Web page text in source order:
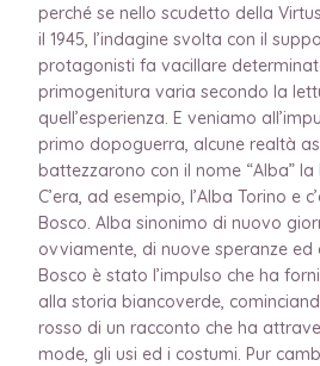
perché se nello scudetto della
il 1945, l’indagine svolta con il
protagonisti fa vacillare
primogenitura varia secondo la
quell’esperienza. E veniamo
primo dopoguerra, alcune realtà
battezzarono con il nome “Alba”
C’era, ad esempio, l’Alba Torino e
Bosco. Alba sinonimo di nuovo
ovviamente, di nuove speranze ed
Bosco è stato l’impulso che ha
alla storia biancoverde,
rosso di un racconto che ha
mode, gli usi ed i costumi. Pur